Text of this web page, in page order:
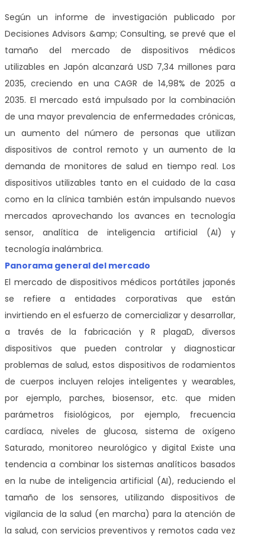
Según un informe de investigación publicado por
Decisiones Advisors &amp; Consulting, se prevé que el
tamaño del mercado de dispositivos médicos
utilizables en Japón alcanzará USD 7,34 millones para
2035, creciendo en una CAGR de 14,98% de 2025 a
2035. El mercado está impulsado por la combinación
de una mayor prevalencia de enfermedades crónicas,
un aumento del número de personas que utilizan
dispositivos de control remoto y un aumento de la
demanda de monitores de salud en tiempo real. Los
dispositivos utilizables tanto en el cuidado de la casa
como en la clínica también están impulsando nuevos
mercados aprovechando los avances en tecnología
sensor, analítica de inteligencia artificial (AI) y
tecnología inalámbrica.
Panorama general del mercado
El mercado de dispositivos médicos portátiles japonés
se refiere a entidades corporativas que están
invirtiendo en el esfuerzo de comercializar y desarrollar,
a través de la fabricación y R plagaD, diversos
dispositivos que pueden controlar y diagnosticar
problemas de salud, estos dispositivos de rodamientos
de cuerpos incluyen relojes inteligentes y wearables,
por ejemplo, parches, biosensor, etc. que miden
parámetros fisiológicos, por ejemplo, frecuencia
cardíaca, niveles de glucosa, sistema de oxígeno
Saturado, monitoreo neurológico y digital Existe una
tendencia a combinar los sistemas analíticos basados
en la nube de inteligencia artificial (AI), reduciendo el
tamaño de los sensores, utilizando dispositivos de
vigilancia de la salud (en marcha) para la atención de
la salud, con servicios preventivos y remotos cada vez